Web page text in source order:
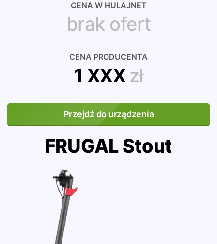
CENA W HULAJNET
brak ofert
CENA PRODUCENTA
1 XXX zł
Przejdź do urządzenia
FRUGAL Stout